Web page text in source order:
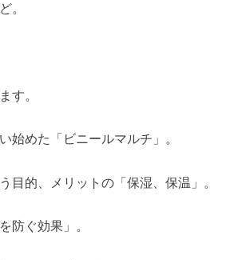
。
す。
始めた「ビニールマルチ」。
目的、メリットの「保湿、保温」。
防ぐ効果」。